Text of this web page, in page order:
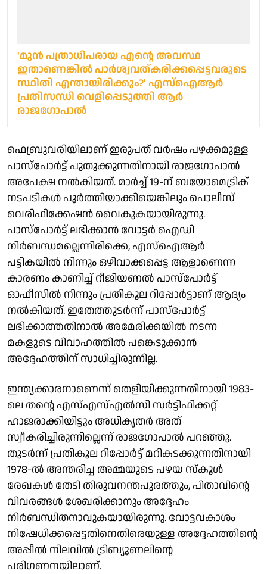
'മുന്‍ പത്രാധിപരായ എന്റെ അവസ്ഥ
ഇതാണെങ്കില്‍ പാര്‍ശ്വവത്കരിക്കപ്പെട്ടവരുടെ
സ്ഥിതി എന്തായിരിക്കും?' എസ്‌ഐആര്‍
പ്രതിസന്ധി വെളിപ്പെടുത്തി ആര്‍
രാജഗോപാല്‍
ഫെബ്രുവരിയിലാണ് ഇരുപത് വർഷം പഴക്കമുള്ള
പാസ്‌പോർട്ട് പുതുക്കുന്നതിനായി രാജഗോപാൽ
അപേക്ഷ നൽകിയത്. മാർച്ച് 19-ന് ബയോമെട്രിക്
നടപടികൾ പൂർത്തിയാക്കിയെങ്കിലും പൊലീസ്
വെരിഫിക്കേഷൻ വൈകുകയായിരുന്നു.
പാസ്‌പോർട്ട് ലഭിക്കാൻ വോട്ടർ ഐഡി
നിർബന്ധമല്ലെന്നിരിക്കെ, എസ്ഐആർ
പട്ടികയിൽ നിന്നും ഒഴിവാക്കപ്പെട്ട ആളാണെന്ന
കാരണം കാണിച്ച് റീജിയണൽ പാസ്‌പോർട്ട്
ഓഫീസിൽ നിന്നും പ്രതികൂല റിപ്പോർട്ടാണ് ആദ്യം
നൽകിയത്. ഇതേത്തുടർന്ന് പാസ്‌പോർട്ട്
ലഭിക്കാത്തതിനാൽ അമേരിക്കയിൽ നടന്ന
മകളുടെ വിവാഹത്തിൽ പങ്കെടുക്കാൻ
അദ്ദേഹത്തിന് സാധിച്ചിരുന്നില്ല.
ഇന്ത്യക്കാരനാണെന്ന് തെളിയിക്കുന്നതിനായി 1983-
ലെ തന്റെ എസ്എസ്എൽസി സർട്ടിഫിക്കറ്റ്
ഹാജരാക്കിയിട്ടും അധികൃതർ അത്
സ്വീകരിച്ചിരുന്നില്ലെന്ന് രാജഗോപാൽ പറഞ്ഞു.
തുടർന്ന് പ്രതികൂല റിപ്പോർട്ട് മറികടക്കുന്നതിനായി
1978-ൽ അന്തരിച്ച അമ്മയുടെ പഴയ സ്കൂൾ
രേഖകൾ തേടി തിരുവനന്തപുരത്തും, പിതാവിന്റെ
വിവരങ്ങൾ ശേഖരിക്കാനും അദ്ദേഹം
നിർബന്ധിതനാവുകയായിരുന്നു. വോട്ടവകാശം
നിഷേധിക്കപ്പെട്ടതിനെതിരെയുള്ള അദ്ദേഹത്തിന്റെ
അപ്പീൽ നിലവിൽ ട്രിബ്യൂണലിന്റെ
പരിഗണനയിലാണ്.